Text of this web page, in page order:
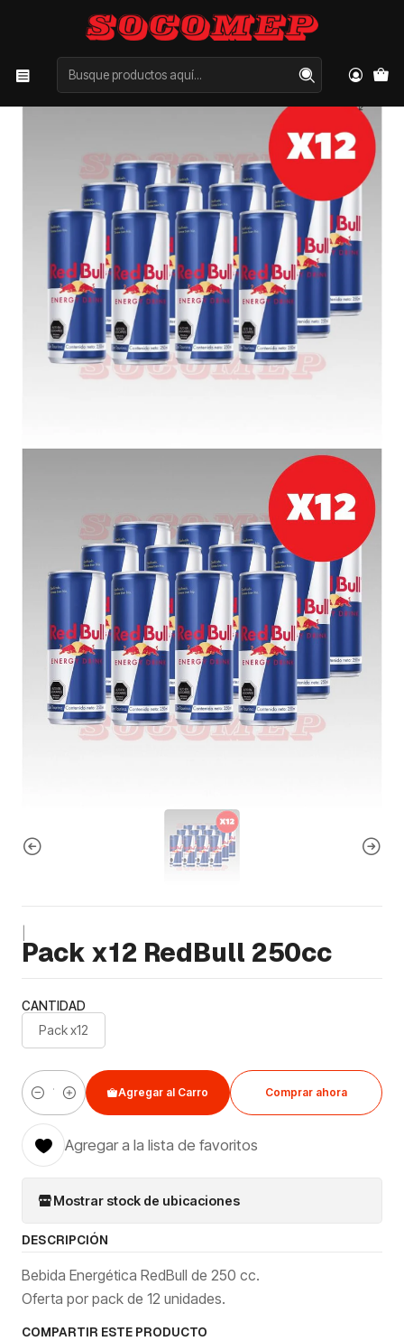
Categorías
ISOTÓNICAS Y ENERGÉTICAS
ENERGÉTICAS
Pack x12 RedBull 250cc
Pack x12 RedBull 250cc
CANTIDAD
Pack x12
Cantidad
Agregar al Carro Comprar ahora
Agregar a la lista de favoritos
Mostrar stock de ubicaciones
DESCRIPCIÓN
Bebida Energética RedBull de 250 cc.
Oferta por pack de 12 unidades.
COMPARTIR ESTE PRODUCTO